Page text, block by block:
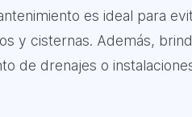
es ideal para
y cisternas. Además,
de drenajes o